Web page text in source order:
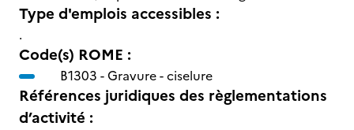
Type d'emplois accessibles :
.
Code(s) ROME :
B1303 -Gravure - ciselure
Références juridiques des règlementations
d’activité :